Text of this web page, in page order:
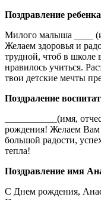
Поздравление
Милого малыша ____
Желаем здоровья и
трудной, чтоб в школе
нравилось учиться.
твои детские мечты
Поздраление
___________(имя,
рождения! Желаем Вам
большой радости,
тепла!
Поздравление имя
С Днем рождения,